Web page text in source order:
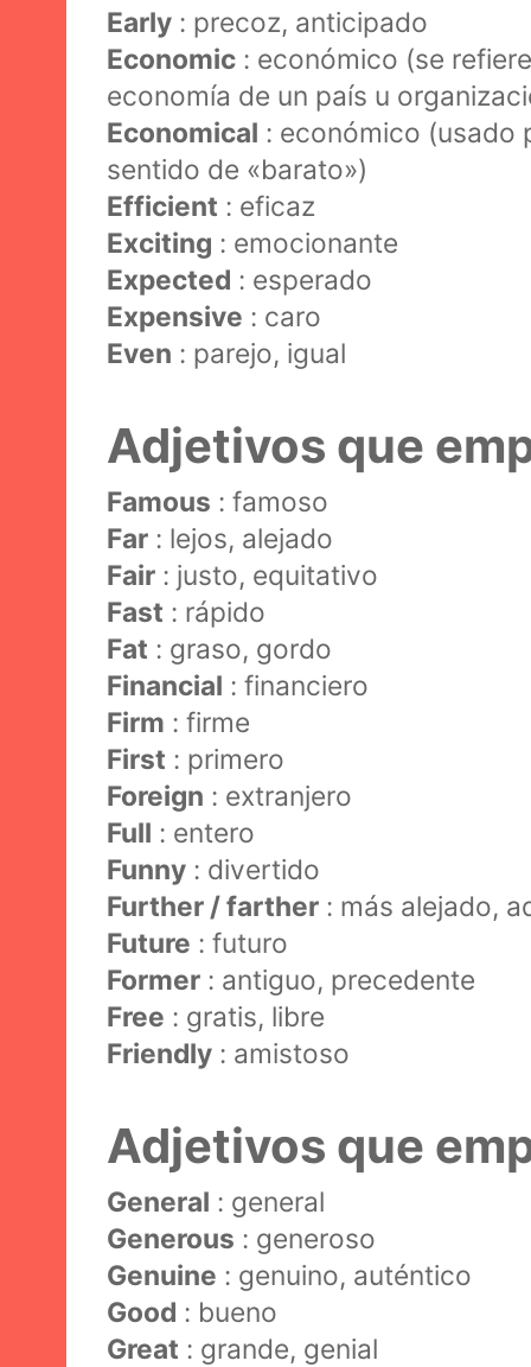
Early : precoz, anticipado
Economic : económico (se
economía de un país u
Economical : económico (usado
sentido de «barato»)
Efficient : eficaz
Exciting : emocionante
Expected : esperado
Expensive : caro
Even : parejo, igual
Adjetivos que
Famous : famoso
Far : lejos, alejado
Fair : justo, equitativo
Fast : rápido
Fat : graso, gordo
Financial : financiero
Firm : firme
First : primero
Foreign : extranjero
Full : entero
Funny : divertido
Further / farther : más alejado,
Future : futuro
Former : antiguo, precedente
Free : gratis, libre
Friendly : amistoso
Adjetivos que
General : general
Generous : generoso
Genuine : genuino, auténtico
Good : bueno
Great : grande, genial